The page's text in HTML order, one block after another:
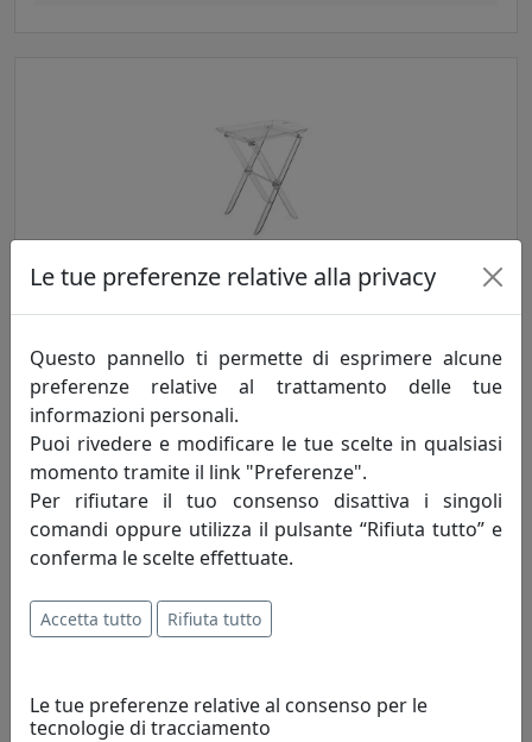
TAVOLINO PLIE 60, PIEGHEVOLE, TRASPARENTE, CATALOGO
IPLEX, CODICE I00237001TAC
IPlex
TAVOLINO PLIE 90, PIEGHEVOLE, TRASPARENTE, CATALOGO
Le tue preferenze relative alla privacy
Questo pannello ti permette di esprimere alcune
preferenze relative al trattamento delle tue
informazioni personali.
Puoi rivedere e modificare le tue scelte in qualsiasi
momento tramite il link "Preferenze".
Per rifiutare il tuo consenso disattiva i singoli
comandi oppure utilizza il pulsante “Rifiuta tutto” e
conferma le scelte effettuate.
Accetta tutto Rifiuta tutto
Le tue preferenze relative al consenso per le
tecnologie di tracciamento